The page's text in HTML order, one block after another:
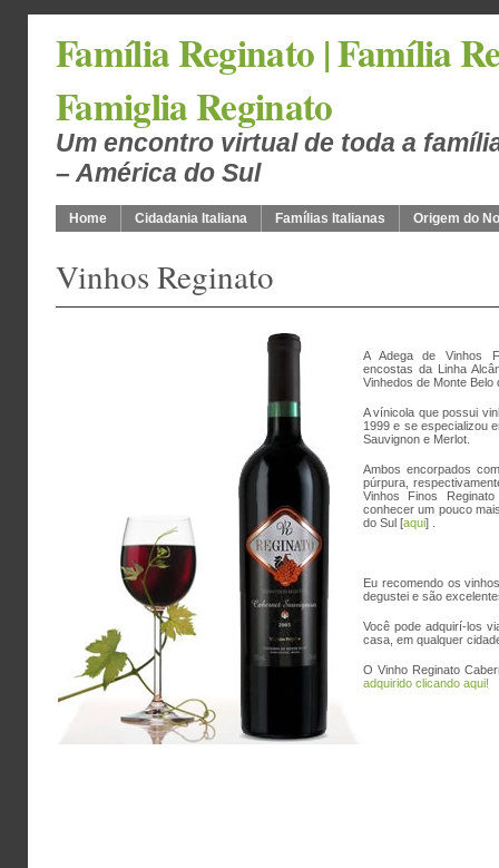
Família Reginato | Família
Famiglia Reginato
Um encontro virtual de toda a
– América do Sul
Home Cidadania Italiana Famílias Italianas Origem do
Vinhos Reginato
A Adega de Vinhos
encostas da Linha
Vinhedos de Monte Belo
A vínicola que possui
1999 e se especializou
Sauvignon e Merlot.
Ambos encorpados
púrpura,
Vinhos Finos
conhecer um pouco
do Sul [aqui] .
Eu recomendo os
degustei e são
Você pode adquirí-los
casa, em qualquer
O Vinho Reginato
adquirido clicando aqui!